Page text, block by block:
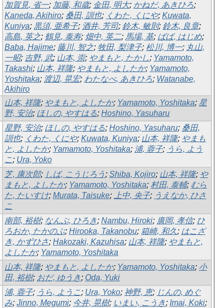
加賀見, 省一; 加藤, 和歳; 金田, 明大; かねだ, あきひろ;
Kaneda, Akihiro; 桑田, 訓也; くわた, くにや; Kuwata,
Kuniya; 黒須, 亜希子; 酒井, 芳司; 鈴木, 敏則; 鈴木, 良章;
高島, 英之; 鶴見, 泰寿; 畑中, 英二; 馬場, 基; ばば, はじめ;
Baba, Hajime; 藤川, 智之; 牧田, 梨津子; 松川, 博一; 丸山,
一昭; 吉野, 武; 山本, 崇; やまもと, たかし; Yamamoto,
Takashi; 山本, 祥隆; やまもと, よしたか; Yamamoto,
Yoshitaka; 渡辺, 晃宏; わたなべ, あきひろ; Watanabe,
Akihiro
山本, 祥隆; やまもと, よしたか; Yamamoto, Yoshitaka; 星
野, 安治; ほしの, やすはる; Hoshino, Yasuharu
星野, 安治; ほしの, やすはる; Hoshino, Yasuharu; 桑田,
訓也; くわた, くにや; Kuwata, Kuniya; 山本, 祥隆; やまも
と, よしたか; Yamamoto, Yoshitaka; 浦, 蓉子; うら, よう
こ; Ura, Yoko
芝, 康次郎; しば, こうじろう ; Shiba, Kojiro; 山本, 祥隆; や
まもと, よしたか; Yamamoto, Yoshitaka; 村田, 泰輔; むら
た, たいすけ; Murata, Taisuke; 上中, 央子; うえなか, ひさ
こ
南部, 裕樹; なんぶ, ひろき; Nambu, Hiroki; 廣岡, 孝信; ひ
ろおか, たかのぶ; Hirooka, Takanobu; 箱崎, 和久; はこざ
き, かずひさ; Hakozaki, Kazuhisa; 山本, 祥隆; やまもと,
よしたか; Yamamoto, Yoshitaka
山本, 祥隆; やまもと, よしたか; Yamamoto, Yoshitaka; 小
田, 裕樹; おだ, ゆうき; Oda, Yuki
浦, 蓉子; うら, ようこ; Ura, Yoko; 神野, 恵; じんの, めぐ
み; Jinno, Megumi; 今井, 晃樹; いまい, こうき; Imai, Koki;